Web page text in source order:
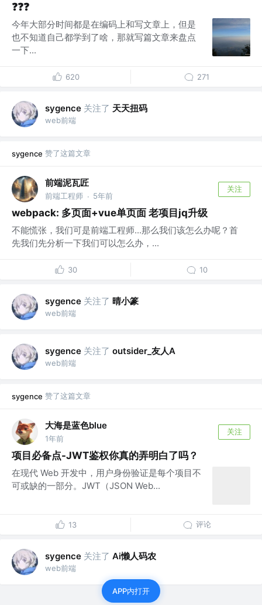
❓❓❓
今年大部分时间都是在编码上和写文章上，但是
也不知道自己都学到了啥，那就写篇文章来盘点
一下...
620 271
sygence 关注了 天天扭码
web前端
sygence 赞了这篇文章
前端泥瓦匠
前端工程师 · 5年前
关注
webpack: 多页面+vue单页面 老项目jq升级
不能慌张，我们可是前端工程师...那么我们该怎么办呢？首
先我们先分析一下我们可以怎么办，...
30 10
sygence 关注了 晴小篆
web前端
sygence 关注了 outsider_友人A
web前端
sygence 赞了这篇文章
大海是蓝色blue
1年前
关注
项目必备点-JWT鉴权你真的弄明白了吗？
在现代 Web 开发中，用户身份验证是每个项目不
可或缺的一部分。JWT（JSON Web...
13 评论
sygence 关注了 Ai懒人码农
web前端
APP内打开